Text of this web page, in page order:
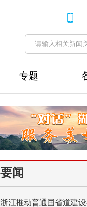
专题
要闻
浙江推动普通国省道建